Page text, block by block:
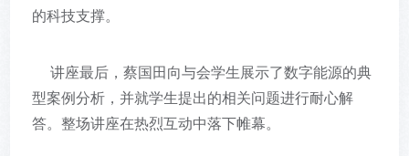
的科技支撑。
讲座最后，蔡国田向与会学生展示了数字能源的典
型案例分析，并就学生提出的相关问题进行耐心解
答。整场讲座在热烈互动中落下帷幕。